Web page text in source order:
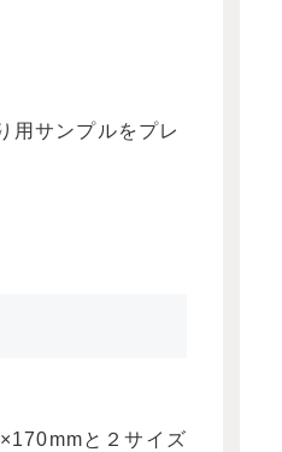
用サンプルをプレ
と２サイズ